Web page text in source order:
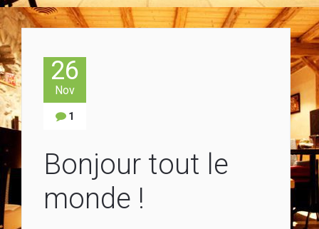
26
Nov
1
Bonjour tout le
monde !